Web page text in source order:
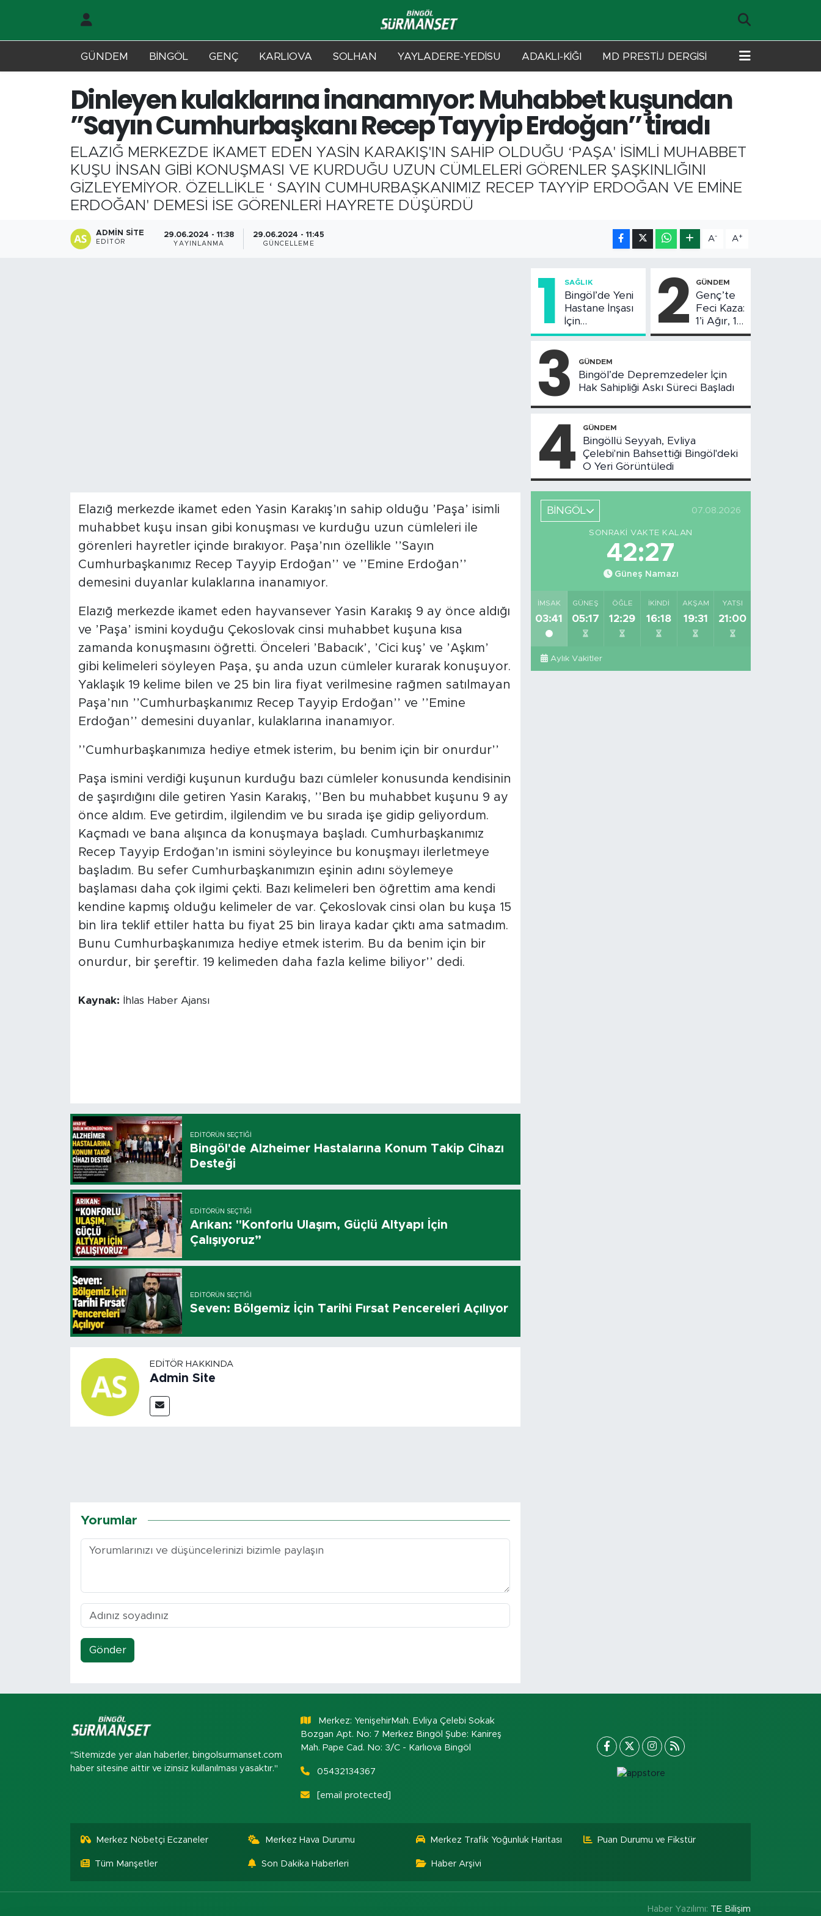
GÜNDEM BİNGÖL GENÇ KARLIOVA SOLHAN YAYLADERE-YEDİSU ADAKLI-KİĞI MD PRESTİJ DERGİSİ
Dinleyen kulaklarına inanamıyor: Muhabbet kuşundan
’’Sayın Cumhurbaşkanı Recep Tayyip Erdoğan’’ tiradı
ELAZIĞ MERKEZDE İKAMET EDEN YASİN KARAKIŞ'IN SAHİP OLDUĞU ‘PAŞA' İSİMLİ MUHABBET
KUŞU İNSAN GİBİ KONUŞMASI VE KURDUĞU UZUN CÜMLELERİ GÖRENLER ŞAŞKINLIĞINI
GİZLEYEMİYOR. ÖZELLİKLE ‘ SAYIN CUMHURBAŞKANIMIZ RECEP TAYYİP ERDOĞAN VE EMİNE
ERDOĞAN' DEMESİ İSE GÖRENLERİ HAYRETE DÜŞÜRDÜ
ADMIN SITE
EDITÖR
29.06.2024 - 11:38
YAYINLANMA
29.06.2024 - 11:45
GÜNCELLEME
A- A+
Elazığ merkezde ikamet eden Yasin Karakış’ın sahip olduğu ’Paşa’ isimli
muhabbet kuşu insan gibi konuşması ve kurduğu uzun cümleleri ile
görenleri hayretler içinde bırakıyor. Paşa’nın özellikle ’’Sayın
Cumhurbaşkanımız Recep Tayyip Erdoğan’’ ve ’’Emine Erdoğan’’
demesini duyanlar kulaklarına inanamıyor.
Elazığ merkezde ikamet eden hayvansever Yasin Karakış 9 ay önce aldığı
ve ’Paşa’ ismini koyduğu Çekoslovak cinsi muhabbet kuşuna kısa
zamanda konuşmasını öğretti. Önceleri ’Babacık’, ’Cici kuş’ ve ’Aşkım’
gibi kelimeleri söyleyen Paşa, şu anda uzun cümleler kurarak konuşuyor.
Yaklaşık 19 kelime bilen ve 25 bin lira fiyat verilmesine rağmen satılmayan
Paşa’nın ’’Cumhurbaşkanımız Recep Tayyip Erdoğan’’ ve ’’Emine
Erdoğan’’ demesini duyanlar, kulaklarına inanamıyor.
’’Cumhurbaşkanımıza hediye etmek isterim, bu benim için bir onurdur’’
Paşa ismini verdiği kuşunun kurduğu bazı cümleler konusunda kendisinin
de şaşırdığını dile getiren Yasin Karakış, ’’Ben bu muhabbet kuşunu 9 ay
önce aldım. Eve getirdim, ilgilendim ve bu sırada işe gidip geliyordum.
Kaçmadı ve bana alışınca da konuşmaya başladı. Cumhurbaşkanımız
Recep Tayyip Erdoğan’ın ismini söyleyince bu konuşmayı ilerletmeye
başladım. Bu sefer Cumhurbaşkanımızın eşinin adını söylemeye
başlaması daha çok ilgimi çekti. Bazı kelimeleri ben öğrettim ama kendi
kendine kapmış olduğu kelimeler de var. Çekoslovak cinsi olan bu kuşa 15
bin lira teklif ettiler hatta bu fiyat 25 bin liraya kadar çıktı ama satmadım.
Bunu Cumhurbaşkanımıza hediye etmek isterim. Bu da benim için bir
onurdur, bir şereftir. 19 kelimeden daha fazla kelime biliyor’’ dedi.
Kaynak: İhlas Haber Ajansı
EDITÖRÜN SEÇTIĞI
Bingöl'de Alzheimer Hastalarına Konum Takip Cihazı
Desteği
EDITÖRÜN SEÇTIĞI
Arıkan: "Konforlu Ulaşım, Güçlü Altyapı İçin
Çalışıyoruz”
EDITÖRÜN SEÇTIĞI
Seven: Bölgemiz İçin Tarihi Fırsat Pencereleri Açılıyor
EDITÖR HAKKINDA
Admin Site
Yorumlar
Gönder
1 SAĞLIK
Bingöl’de Yeni
Hastane İnşası
İçin
Değerlendirme
Yapıldı
2 GÜNDEM
Genç’te
Feci Kaza:
1’i Ağır, 10
Yaralı
3 GÜNDEM
Bingöl’de Depremzedeler İçin
Hak Sahipliği Askı Süreci Başladı
4 GÜNDEM
Bingöllü Seyyah, Evliya
Çelebi'nin Bahsettiği Bingöl'deki
O Yeri Görüntüledi
BİNGÖL 07.08.2026
SONRAKI VAKTE KALAN
42:26
Güneş Namazı
İMSAK
03:41
GÜNEŞ
05:17
ÖĞLE
12:29
İKINDI
16:18
AKŞAM
19:31
YATSI
21:00
Aylık Vakitler
"Sitemizde yer alan haberler, bingolsurmanset.com
haber sitesine aittir ve izinsiz kullanılması yasaktır."
Merkez: YenişehirMah. Evliya Çelebi Sokak
Bozgan Apt. No: 7 Merkez Bingöl Şube: Kanireş
Mah. Pape Cad. No: 3/C - Karlıova Bingöl
05432134367
[email protected]
Merkez Nöbetçi Eczaneler Merkez Hava Durumu Merkez Trafik Yoğunluk Haritası Puan Durumu ve Fikstür
Tüm Manşetler Son Dakika Haberleri Haber Arşivi
Haber Yazılımı: TE Bilişim
Adaklı-Kiğı
Yayladere-Yedisu
MD Prestij Dergisi
Bingöl Kaza Haberleri
Merkez Trafik Yoğunluk Haritası
Süper Lig Puan Durumu ve Fikstür
Tüm Manşetler
Son Dakika Haberleri
Haber Arşivi